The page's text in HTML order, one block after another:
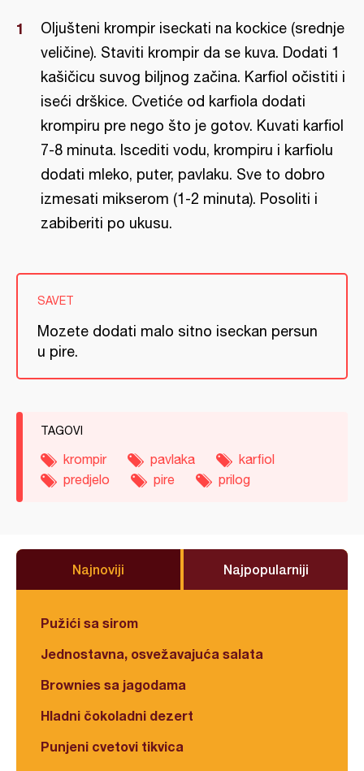
Oljušteni krompir iseckati na kockice (srednje
veličine). Staviti krompir da se kuva. Dodati 1
kašičicu suvog biljnog začina. Karfiol očistiti i
iseći drškice. Cvetiće od karfiola dodati
krompiru pre nego što je gotov. Kuvati karfiol
7-8 minuta. Iscediti vodu, krompiru i karfiolu
dodati mleko, puter, pavlaku. Sve to dobro
izmesati mikserom (1-2 minuta). Posoliti i
zabiberiti po ukusu.
SAVET
Mozete dodati malo sitno iseckan persun
u pire.
TAGOVI
krompir pavlaka
karfiol
predjelo
pire prilog
Najnoviji Najpopularniji
Pužići sa sirom
Jednostavna, osvežavajuća salata
Brownies sa jagodama
Hladni čokoladni dezert
Punjeni cvetovi tikvica